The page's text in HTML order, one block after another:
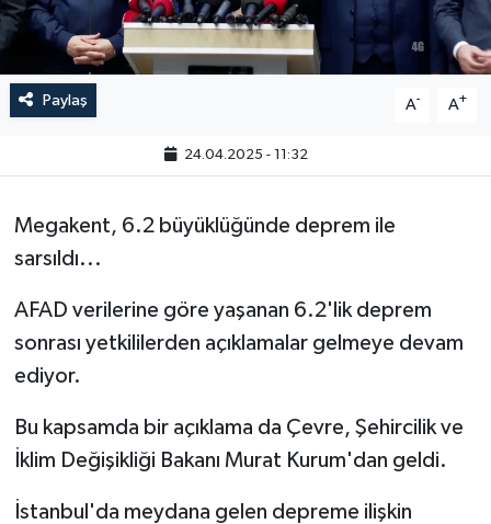
Paylaş A- A+
24.04.2025 - 11:32
Megakent, 6.2 büyüklüğünde deprem ile
sarsıldı...
AFAD verilerine göre yaşanan 6.2'lik deprem
sonrası yetkililerden açıklamalar gelmeye devam
ediyor.
Bu kapsamda bir açıklama da Çevre, Şehircilik ve
İklim Değişikliği Bakanı Murat Kurum'dan geldi.
İstanbul'da meydana gelen depreme ilişkin